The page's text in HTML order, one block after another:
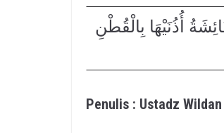
أُذُنَيْهَا بِالْقُطْنِ
Penulis : Ustadz